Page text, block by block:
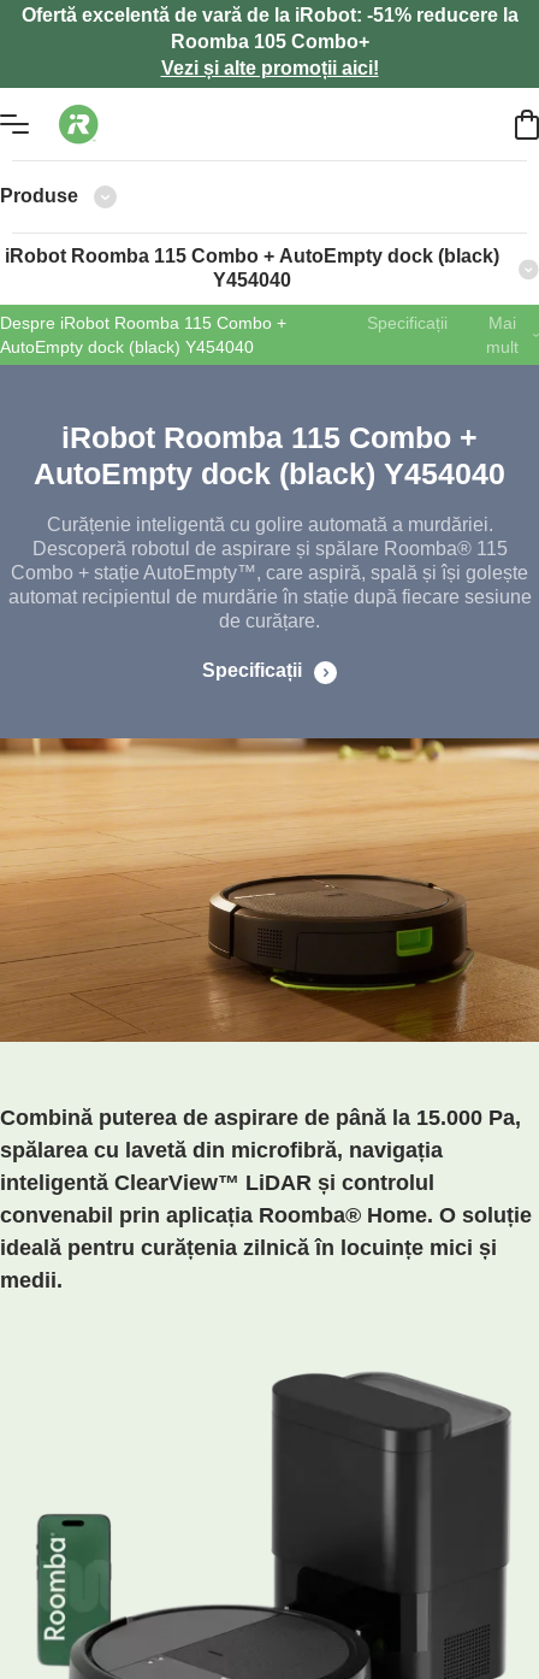
Ofertă excelentă de vară de la iRobot: -51% reducere la
Roomba 105 Combo+
Vezi și alte promoții aici!
Produse
iRobot Roomba 115 Combo + AutoEmpty dock (black)
Y454040
Despre iRobot Roomba 115 Combo +
AutoEmpty dock (black) Y454040
Specificații
Mai
mult
iRobot Roomba 115 Combo +
AutoEmpty dock (black) Y454040
Curățenie inteligentă cu golire automată a murdăriei.
Descoperă robotul de aspirare și spălare Roomba® 115
Combo + stație AutoEmpty™, care aspiră, spală și își golește
automat recipientul de murdărie în stație după fiecare sesiune
de curățare.
Specificații
Combină puterea de aspirare de până la 15.000 Pa,
spălarea cu lavetă din microfibră, navigația
inteligentă ClearView™ LiDAR și controlul
convenabil prin aplicația Roomba® Home. O soluție
ideală pentru curățenia zilnică în locuințe mici și
medii.